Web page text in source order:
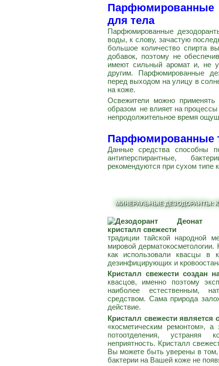
Парфюмированные
для тела
Парфюмированные
воды, к слову, зачастую
большое количество спирта
добавок, поэтому не
имеют сильный аромат и, не
другим. Парфюмированные
перед выходом на улицу в
на коже.
Освежители можно
образом не влияет на
непродолжительное время
Парфюмированные
Данные средства способны
антиперспирантные,
рекомендуются при сухом типе
МИНЕРАЛЬНЫЕ ДЕЗОДОРАНТЫ:
традиции тайской народной
мировой
как использовали квасцы в
дезинфицирующих и
Кристалл свежести создан
квасцов, именно поэтому
наиболее естественным,
средством. Сама природа
действие.
Кристалл свежести
«косметическим ремонтом»,
потоотделения,
неприятность. Кристалл
Вы можете быть уверены в том,
бактерии на Вашей коже не